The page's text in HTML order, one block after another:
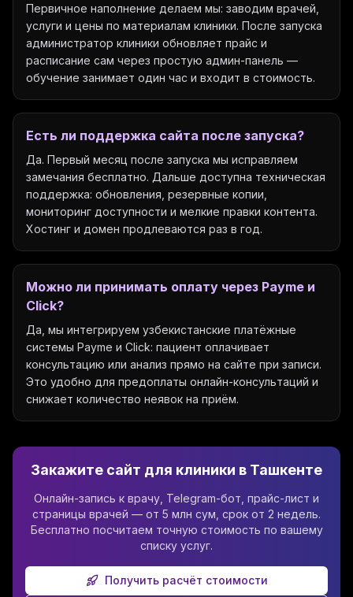
Первичное наполнение делаем мы: заводим врачей,
услуги и цены по материалам клиники. После запуска
администратор клиники обновляет прайс и
расписание сам через простую админ-панель —
обучение занимает один час и входит в стоимость.
Есть ли поддержка сайта после запуска?
Да. Первый месяц после запуска мы исправляем
замечания бесплатно. Дальше доступна техническая
поддержка: обновления, резервные копии,
мониторинг доступности и мелкие правки контента.
Хостинг и домен продлеваются раз в год.
Можно ли принимать оплату через Payme и
Click?
Да, мы интегрируем узбекистанские платёжные
системы Payme и Click: пациент оплачивает
консультацию или анализ прямо на сайте при записи.
Это удобно для предоплаты онлайн-консультаций и
снижает количество неявок на приём.
Закажите сайт для клиники в Ташкенте
Онлайн-запись к врачу, Telegram-бот, прайс-лист и
страницы врачей — от 5 млн сум, срок от 2 недель.
Бесплатно посчитаем точную стоимость по вашему
списку услуг.
Получить расчёт стоимости